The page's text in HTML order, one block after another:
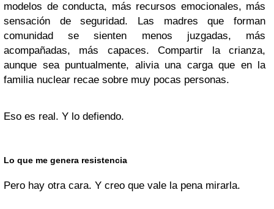
modelos de conducta, más recursos emocionales, más
sensación de seguridad. Las madres que forman
comunidad se sienten menos juzgadas, más
acompañadas, más capaces. Compartir la crianza,
aunque sea puntualmente, alivia una carga que en la
familia nuclear recae sobre muy pocas personas.
Eso es real. Y lo defiendo.
Lo que me genera resistencia
Pero hay otra cara. Y creo que vale la pena mirarla.